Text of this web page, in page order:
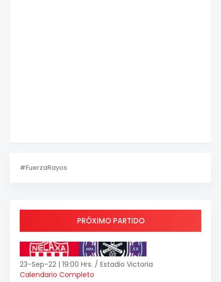
#FuerzaRayos
PRÓXIMO PARTIDO
23-Sep-22 | 19:00 Hrs. / Estadio Victoria
Calendario Completo